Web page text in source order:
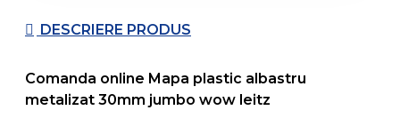
DESCRIERE PRODUS
Comanda online Mapa plastic albastru
metalizat 30mm jumbo wow leitz